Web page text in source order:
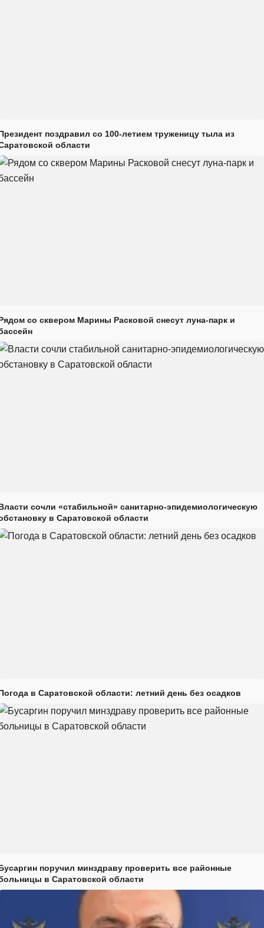
поздравил со 100-летием труженицу тыла из
области
со сквером Марины Расковой снесут луна-парк и
сочли «стабильной» санитарно-эпидемиологическую
в Саратовской области
в Саратовской области: летний день без осадков
поручил минздраву проверить все районные
в Саратовской области